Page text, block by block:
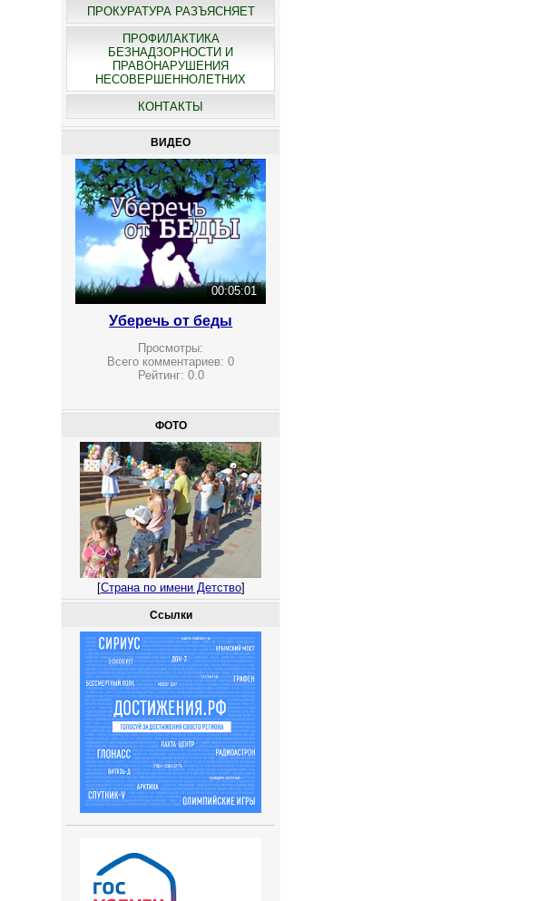
ПРОКУРАТУРА РАЗЪЯСНЯЕТ
ПРОФИЛАКТИКА
БЕЗНАДЗОРНОСТИ И
ПРАВОНАРУШЕНИЯ
НЕСОВЕРШЕННОЛЕТНИХ
КОНТАКТЫ
ВИДЕО
00:05:01
Уберечь от беды
Просмотры:
Всего комментариев:0
Рейтинг: 0.0
ФОТО
[Страна по имени Детство]
Ссылки